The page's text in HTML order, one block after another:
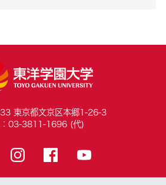
東京都文京区本郷1-26-3
03-3811-1696 (代)